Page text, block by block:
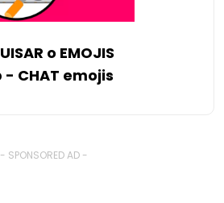
o EMOJIS
CHAT emojis
- SPONSORED AD -